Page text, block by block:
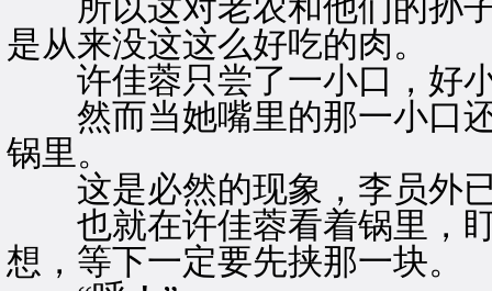
所以这对老农和他们的孙子
是从来没这这么好吃的肉。
许佳蓉只尝了一小口，好
然而当她嘴里的那一小口还
锅里。
这是必然的现象，李员外已
也就在许佳蓉看着锅里，盯
想，等下一定要先挟那一块。